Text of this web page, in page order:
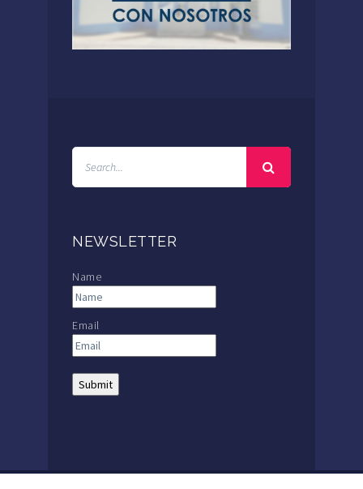
NEWSLETTER
Name
Email